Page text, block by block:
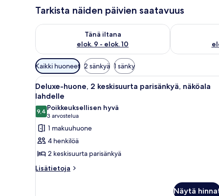
Tarkista näiden päivien saatavuus
Tänä iltana
elok. 9 - elok. 10
Tarkista tämän illan saatavuus elok. 9 - elok. 10
Tarkista
Huoneille
saatavilla
olevia
suodattimia
Kaikki huoneet 2 sänkyä 1 sänky
Avaa
kaikki
huonetyypin
Deluxe-
huone,
2
keskisuurta
parisänkyä,
näköala
Hotellihuone, jossa on kaksi
3
Deluxe-huone, 2 keskisuurta parisänkyä, näköala
lahdelle
9,49,4 kautta 10
Poikkeuksellisen hyvä
3 arvostelua
(3
arvostelua)
1 makuuhuone
4 henkilöä
2 keskisuurta parisänkyä
Lisätietoja
Lisätietoja
Näytä